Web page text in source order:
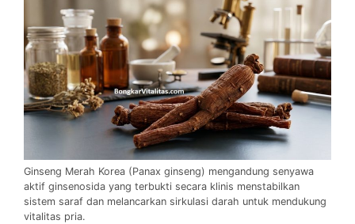
Ginseng Merah Korea (Panax ginseng) mengandung senyawa
aktif ginsenosida yang terbukti secara klinis menstabilkan
sistem saraf dan melancarkan sirkulasi darah untuk mendukung
vitalitas pria.